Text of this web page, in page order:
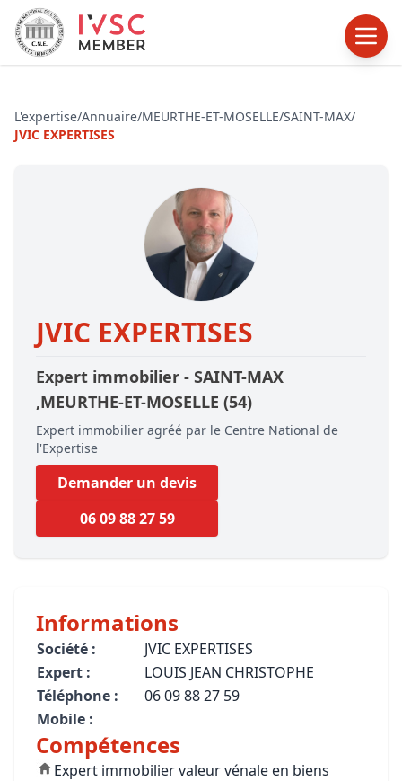
L'expertise/Annuaire/MEURTHE-ET-MOSELLE/SAINT-MAX/
JVIC EXPERTISES
JVIC EXPERTISES
Expert immobilier - SAINT-MAX
,MEURTHE-ET-MOSELLE (54)
Expert immobilier agréé par le Centre National de
l'Expertise
Demander un devis
06 09 88 27 59
Informations
Société :
JVIC EXPERTISES
Expert :
LOUIS JEAN CHRISTOPHE
Téléphone :
06 09 88 27 59
Mobile :
Compétences
Expert immobilier valeur vénale en biens